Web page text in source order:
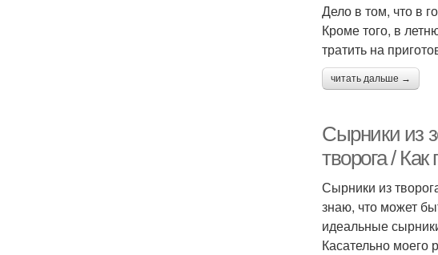
Дело в том, что в
Кроме того, в
тратить на
читать дальше →
Сырники из
творога /
Сырники из
знаю, что может
идеальные
Касательно моего